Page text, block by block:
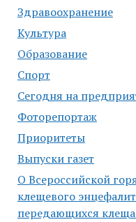
Здравоохранение
Культура
Образование
Спорт
Сегодня на
Фоторепортаж
Приоритеты
Выпуски газет
О Всероссийской
клещевого
передающихся